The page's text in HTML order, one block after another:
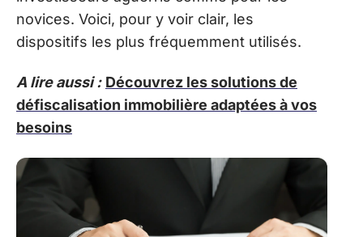
novices. Voici, pour y voir clair, les
dispositifs les plus fréquemment utilisés.
A lire aussi : Découvrez les solutions de
défiscalisation immobilière adaptées à vos
besoins